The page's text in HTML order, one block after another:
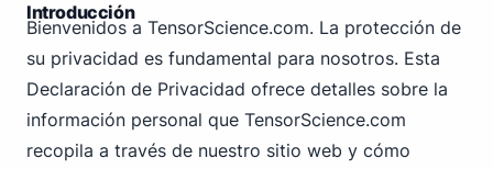
Introducción
Bienvenidos a TensorScience.com. La protección de
su privacidad es fundamental para nosotros. Esta
Declaración de Privacidad ofrece detalles sobre la
información personal que TensorScience.com
recopila a través de nuestro sitio web y cómo